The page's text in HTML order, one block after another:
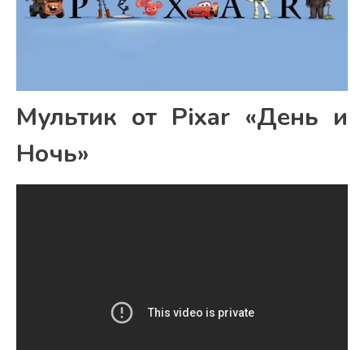
Мультик от Pixar «День и
Ночь»